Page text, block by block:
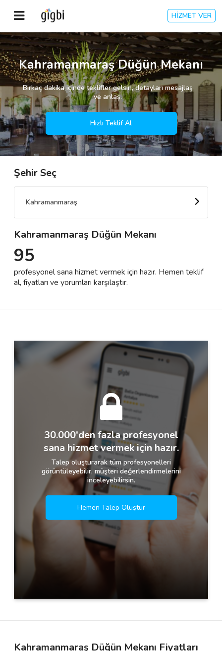
HİZMET VER
Anasayfa
Giriş Yap
Kayıt Ol
Kategoriler
🎈 Biz Kimiz?
🌟 Müşteri Değerlendirmeleri
Destek
İletişim
Kahramanmaraş Düğün Mekanı
Birkaç dakika içinde teklifler gelsin, detayları mesajlaş
ve anlaş.
Hızlı Teklif Al
Şehir Seç
Kahramanmaraş
Kahramanmaraş Düğün Mekanı
95
profesyonel sana hizmet vermek için hazır. Hemen teklif
al, fiyatları ve yorumları karşılaştır.
30.000'den fazla profesyonel
sana hizmet vermek için hazır.
Talep oluşturarak tüm profesyonelleri
görüntüleyebilir, müşteri değerlendirmelerini
inceleyebilirsin.
Hemen Talep Oluştur
Kahramanmaraş Düğün Mekanı Fiyatları